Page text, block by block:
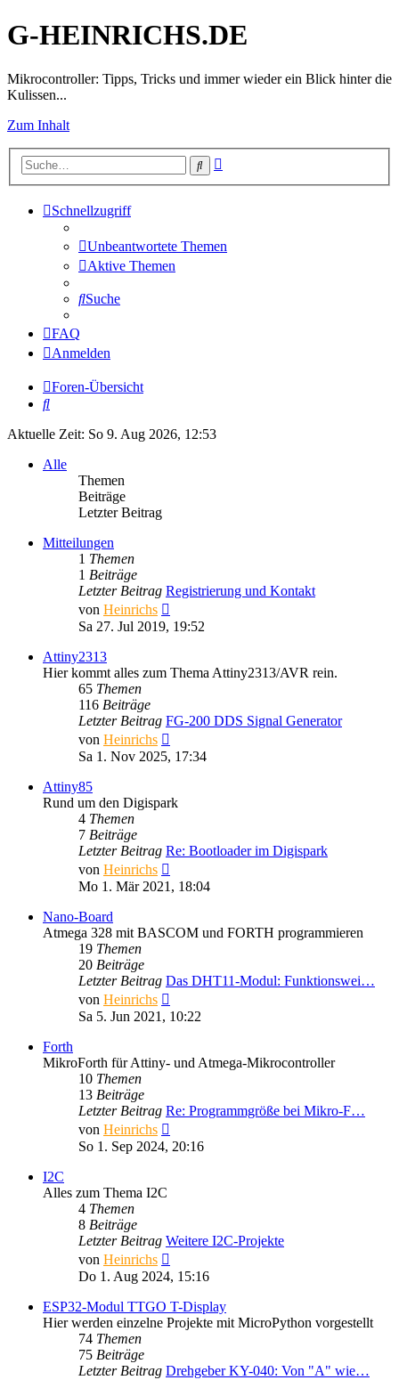
G-HEINRICHS.DE
Mikrocontroller: Tipps, Tricks und immer wieder ein Blick hinter die
Kulissen...
Zum Inhalt
Suche
Schnellzugriff
Unbeantwortete Themen
Aktive Themen
Suche
FAQ
Anmelden
Foren-Übersicht
Suche
Aktuelle Zeit: So 9. Aug 2026, 12:53
Alle
Themen
Beiträge
Letzter Beitrag
Mitteilungen
1 Themen
1 Beiträge
Letzter Beitrag Registrierung und Kontakt
von Heinrichs
Beitrag
Sa 27. Jul 2019, 19:52
Attiny2313
Hier kommt alles zum Thema Attiny2313/AVR rein.
65 Themen
116 Beiträge
Letzter Beitrag FG-200 DDS Signal Generator
von Heinrichs
Beitrag
Sa 1. Nov 2025, 17:34
Attiny85
Rund um den Digispark
4 Themen
7 Beiträge
Letzter Beitrag Re: Bootloader im Digispark
von Heinrichs
Beitrag
Mo 1. Mär 2021, 18:04
Nano-Board
Atmega 328 mit BASCOM und FORTH programmieren
19 Themen
20 Beiträge
Letzter Beitrag Das DHT11-Modul: Funktionswei…
von Heinrichs
Beitrag
Sa 5. Jun 2021, 10:22
Forth
MikroForth für Attiny- und Atmega-Mikrocontroller
10 Themen
13 Beiträge
Letzter Beitrag Re: Programmgröße bei Mikro-F…
von Heinrichs
Beitrag
So 1. Sep 2024, 20:16
I2C
Alles zum Thema I2C
4 Themen
8 Beiträge
Letzter Beitrag Weitere I2C-Projekte
von Heinrichs
Beitrag
Do 1. Aug 2024, 15:16
ESP32-Modul TTGO T-Display
Hier werden einzelne Projekte mit MicroPython vorgestellt
74 Themen
75 Beiträge
Letzter Beitrag Drehgeber KY-040: Von "A" wie…